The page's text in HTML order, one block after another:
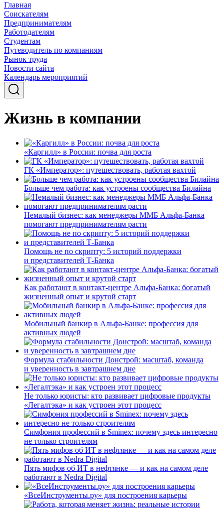
Главная
Соискателям
Предпринимателям
Работодателям
Студентам
Путеводитель по компаниям
Рынок труда
Новости сайта
Календарь мероприятий
Жизнь в компании
«Каргилл» в России: почва для роста
ГК «Император»: путешествовать, работая вахтой
Больше чем работа: как устроены сообщества Билайна
Немалый бизнес: как менеджеры ММБ Альфа-Банка
помогают предпринимателям расти
Помощь не по скрипту: 5 историй поддержки
и представителей Т-Банка
Как работают в контакт-центре Альфа-Банка: богатый
жизненный опыт и крутой старт
Мобильный банкир в Альфа-Банке: профессия для
активных людей
Формула стабильности Донстрой: масштаб, команда
и уверенность в завтрашнем дне
Не только юристы: кто развивает цифровые продукты
«Легалтэка» и как устроен этот процесс
Симфония профессий в Sminex: почему здесь интересно
не только строителям
Пять мифов об ИТ в нефтянке — и как на самом деле
работают в Nedra Digital
«ВсеИнструменты.ру» для построения карьеры